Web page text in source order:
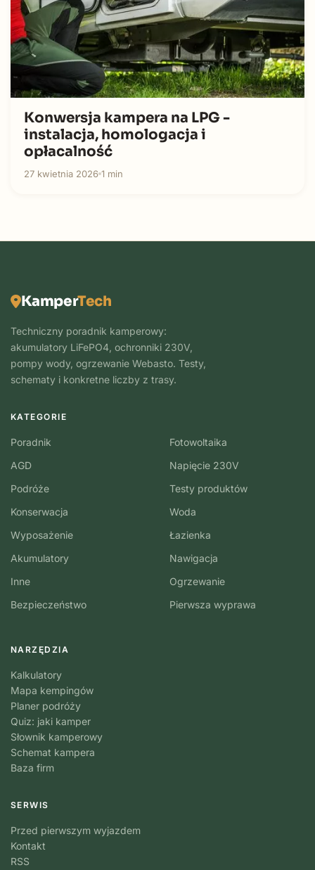
Konwersja kampera na LPG -
instalacja, homologacja i
opłacalność
27 kwietnia 2026 1 min
KamperTech
Techniczny poradnik kamperowy:
akumulatory LiFePO4, ochronniki 230V,
pompy wody, ogrzewanie Webasto. Testy,
schematy i konkretne liczby z trasy.
KATEGORIE
Poradnik
AGD
Podróże
Konserwacja
Wyposażenie
Akumulatory
Inne
Bezpieczeństwo
Fotowoltaika
Napięcie 230V
Testy produktów
Woda
Łazienka
Nawigacja
Ogrzewanie
Pierwsza wyprawa
NARZĘDZIA
Kalkulatory
Mapa kempingów
Planer podróży
Quiz: jaki kamper
Słownik kamperowy
Schemat kampera
Baza firm
SERWIS
Przed pierwszym wyjazdem
Kontakt
RSS